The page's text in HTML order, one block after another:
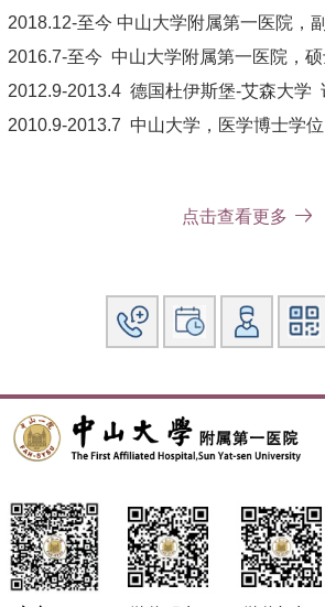
2018.12-至今 中山大学附属第一医院，
2016.7-至今 中山大学附属第一医院，
2012.9-2013.4 德国杜伊斯堡-艾森大学
2010.9-2013.7 中山大学，医学博士学位
广东省健康管理学会颌面头颈部肿瘤多
广东省中医药学会中医心理学专业委员
主持国家自然科学基金、广东省自然科
划项目、广东省中医药管理局面上项目
国内外期刊发表论著20余篇，其中第一/
专著：
参编《中医智慧养生与肿瘤防治》、《中
点击查看更多